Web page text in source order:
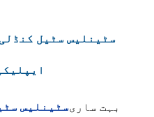
سٹینلیسبہت ساری